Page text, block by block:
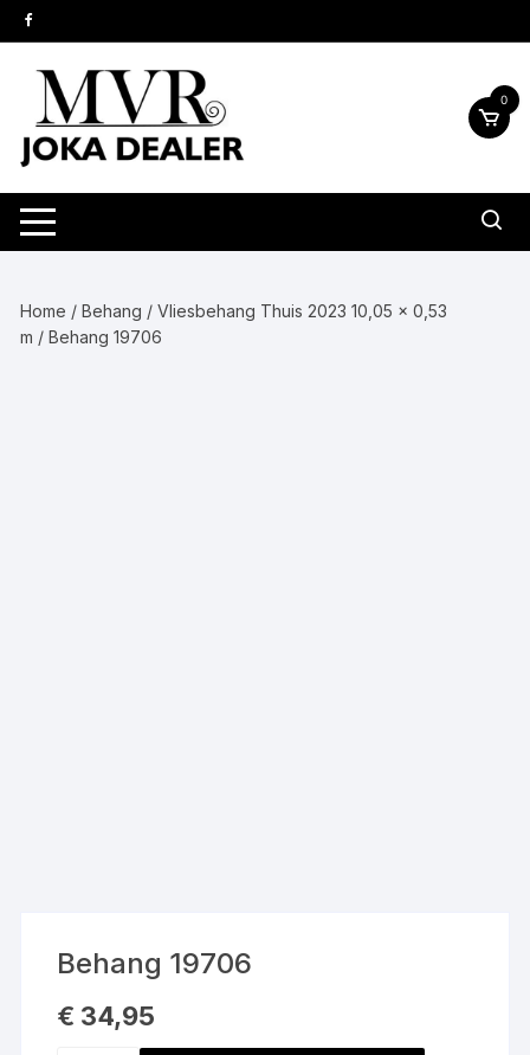
naar
inhoud
0
Home /Behang /Vliesbehang Thuis 2023 10,05 x 0,53
m / Behang 19706
Behang 19706
€ 34,95